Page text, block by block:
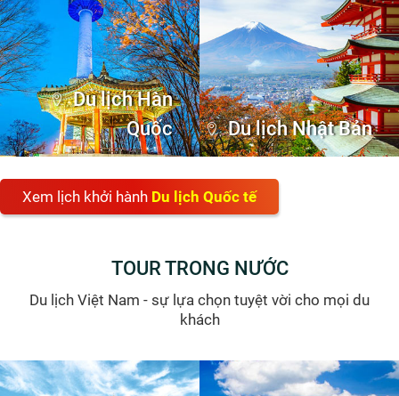
Liên hệ Hà Nội
Cung đường vàng Nhật Bản bay VNA 6N5Đ: Hà Nội –
Tokyo – Hakone – Kyoto – Osaka
34.900.000đ/ khách 39.900.000đ
Tour du lịch Nhật Bản 6N5Đ bay VNA khởi hành từ Hà Nội
thưởng ngoạn sắc lá lá đỏ trên cung đường vàng HOT nhất
2024. Gọi ngay 0975 699 988 để được tư vấn.
6 NGÀY 5 ĐÊM